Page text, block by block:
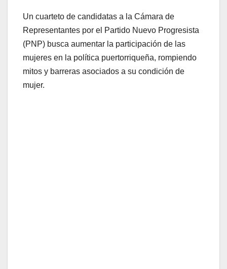
Un cuarteto de candidatas a la Cámara de
Representantes por el Partido Nuevo Progresista
(PNP) busca aumentar la participación de las
mujeres en la política puertorriqueña, rompiendo
mitos y barreras asociados a su condición de
mujer.